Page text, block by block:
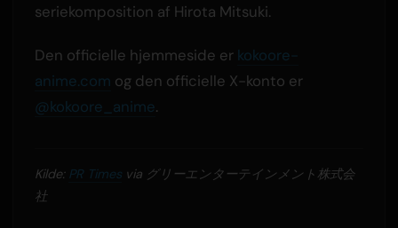
seriekomposition af Hirota Mitsuki.
Den officielle hjemmeside er kokoore-
anime.com og den officielle X-konto er
@kokoore_anime.
Kilde: PR Timesvia グリーエンターテインメント株式会
社